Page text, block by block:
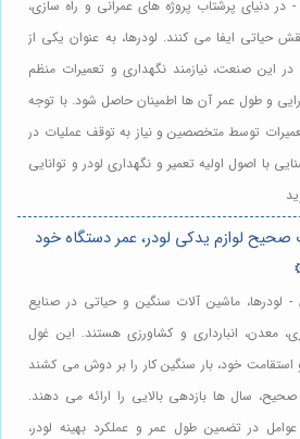
در دنیای پرشتاب پروژه های عمرانی و راه سازی،
حیاتی ایفا می کنند. لودرها، به عنوان یکی از
در این صنعت، نیازمند نگهداری و تعمیرات منظم
و طول عمر آن ها اطمینان حاصل شود. با توجه
توسط متخصصین و نیاز به توقف عملیات در
با اصول اولیه تعمیر و نگهداری لودر و توانایی
صحیح لوازم یدکی لودر، عمر دستگاه خود
- لودرها، ماشین آلات سنگین و حیاتی در صنایع
معدن، انبارداری و کشاورزی هستند. این غول
خود، بار سنگین کار را بر دوش می کشند
سال ها بازدهی بالایی را ارائه می دهند.
در تضمین طول عمر و عملکرد بهینه لودر،